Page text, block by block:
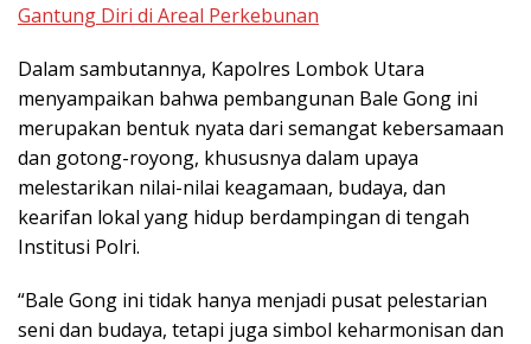
Gantung Diri di Areal Perkebunan
Dalam sambutannya, Kapolres Lombok Utara
menyampaikan bahwa pembangunan Bale Gong ini
merupakan bentuk nyata dari semangat kebersamaan
dan gotong-royong, khususnya dalam upaya
melestarikan nilai-nilai keagamaan, budaya, dan
kearifan lokal yang hidup berdampingan di tengah
Institusi Polri.
“Bale Gong ini tidak hanya menjadi pusat pelestarian
seni dan budaya, tetapi juga simbol keharmonisan dan